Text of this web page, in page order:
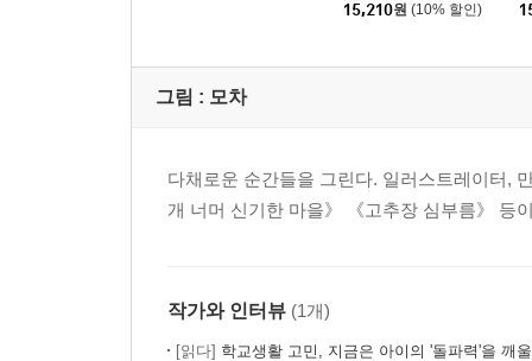
15,210원 (10% 할인)
그림 : 모차
다채로운 순간들을 그린다. 일러스트레이터,
개 너머 신기한 마을》 《고추장 심부름》 등
작가와 인터뷰 (1개)
[읽다] 학교생활 고민, 지금은 아이의 '돌파력'을 깨